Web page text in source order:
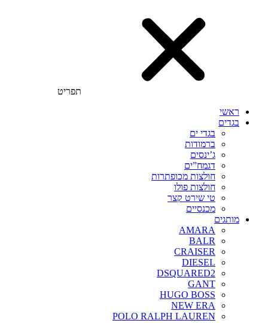
תפריט
ראשי
בגדים
בגדי ים
ברמודות
ג’ינסים
דגמח”ים
חולצות מכופתרות
חולצות פולו
טי שירט קצר
מכנסיים
מותגים
AMARA
BALR
CRAISER
DIESEL
DSQUARED2
GANT
HUGO BOSS
NEW ERA
POLO RALPH LAUREN